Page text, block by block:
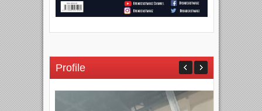
Profile